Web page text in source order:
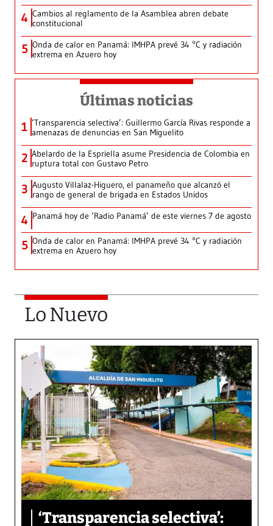
4 Cambios al reglamento de la Asamblea abren debate
constitucional
5 Onda de calor en Panamá: IMHPA prevé 34 °C y radiación
extrema en Azuero hoy
Últimas noticias
1 ‘Transparencia selectiva’: Guillermo García Rivas responde a
amenazas de denuncias en San Miguelito
2 Abelardo de la Espriella asume Presidencia de Colombia en
ruptura total con Gustavo Petro
3 Augusto Villalaz-Higuero, el panameño que alcanzó el
rango de general de brigada en Estados Unidos
4 Panamá hoy de ‘Radio Panamá’ de este viernes 7 de agosto
5 Onda de calor en Panamá: IMHPA prevé 34 °C y radiación
extrema en Azuero hoy
Lo Nuevo
‘Transparencia selectiva’: